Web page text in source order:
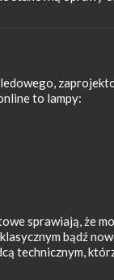
to lampy:
sprawiają, że
bądź
technicznym,